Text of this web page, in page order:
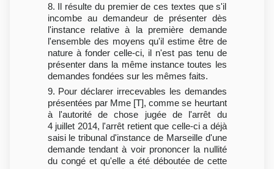
8. Il résulte du premier de ces textes que s'il
incombe au demandeur de présenter dès
l'instance relative à la première demande
l'ensemble des moyens qu'il estime être de
nature à fonder celle-ci, il n'est pas tenu de
présenter dans la même instance toutes les
demandes fondées sur les mêmes faits.
9. Pour déclarer irrecevables les demandes
présentées par Mme [T], comme se heurtant
à l'autorité de chose jugée de l'arrêt du
4 juillet 2014, l'arrêt retient que celle-ci a déjà
saisi le tribunal d'instance de Marseille d'une
demande tendant à voir prononcer la nullité
du congé et qu'elle a été déboutée de cette